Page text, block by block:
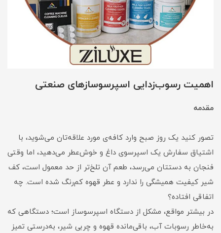
اهمیت رسوب‌زدایی اسپرسوسازهای صنعتی
مقدمه
تصور کنید یک روز صبح وارد کافه‌ی مورد علاقه‌تان می‌شوید، با
اشتیاق سفارش یک اسپرسوی داغ و خوش‌عطر می‌دهید، اما وقتی
فنجان به دستتان می‌رسد، طعم آن تلخ‌تر از حد معمول است، کف
شیر کیفیت همیشگی را ندارد و عطر قهوه کم‌رنگ شده است. چه
اتفاقی افتاده؟
در بیشتر مواقع، مشکل از دستگاه اسپرسوساز است؛ دستگاهی که
به‌خاطر رسوبات آب، باقی‌مانده قهوه و چربی شیر، به‌درستی تمیز